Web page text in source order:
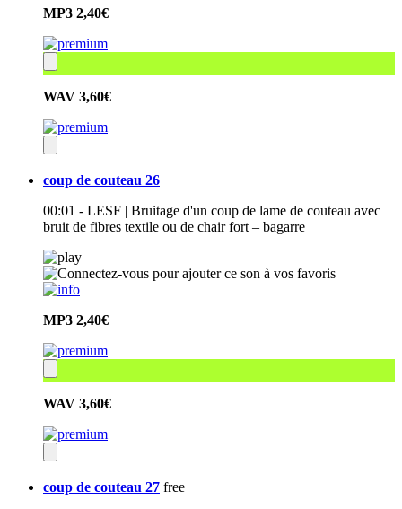
MP3 2,40€
WAV 3,60€
coup de couteau 26
00:01 - LESF | Bruitage d'un coup de lame de couteau avec
bruit de fibres textile ou de chair fort – bagarre
MP3 2,40€
WAV 3,60€
coup de couteau 27 free